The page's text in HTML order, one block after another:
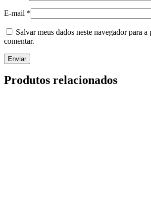
E-mail *
Salvar meus dados neste navegador para
comentar.
Produtos relacionados